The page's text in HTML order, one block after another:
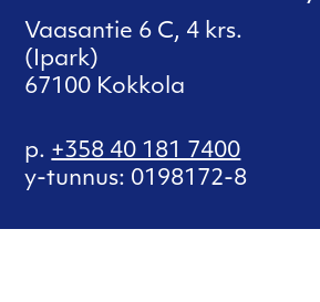
Vaasantie 6 C, 4 krs.
(Ipark)
67100 Kokkola
p. +358 40 181 7400
y-tunnus: 0198172-8